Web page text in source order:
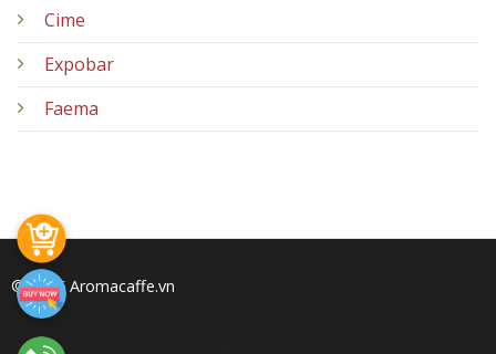
Cime
Expobar
Faema
© 2026 Aromacaffe.vn